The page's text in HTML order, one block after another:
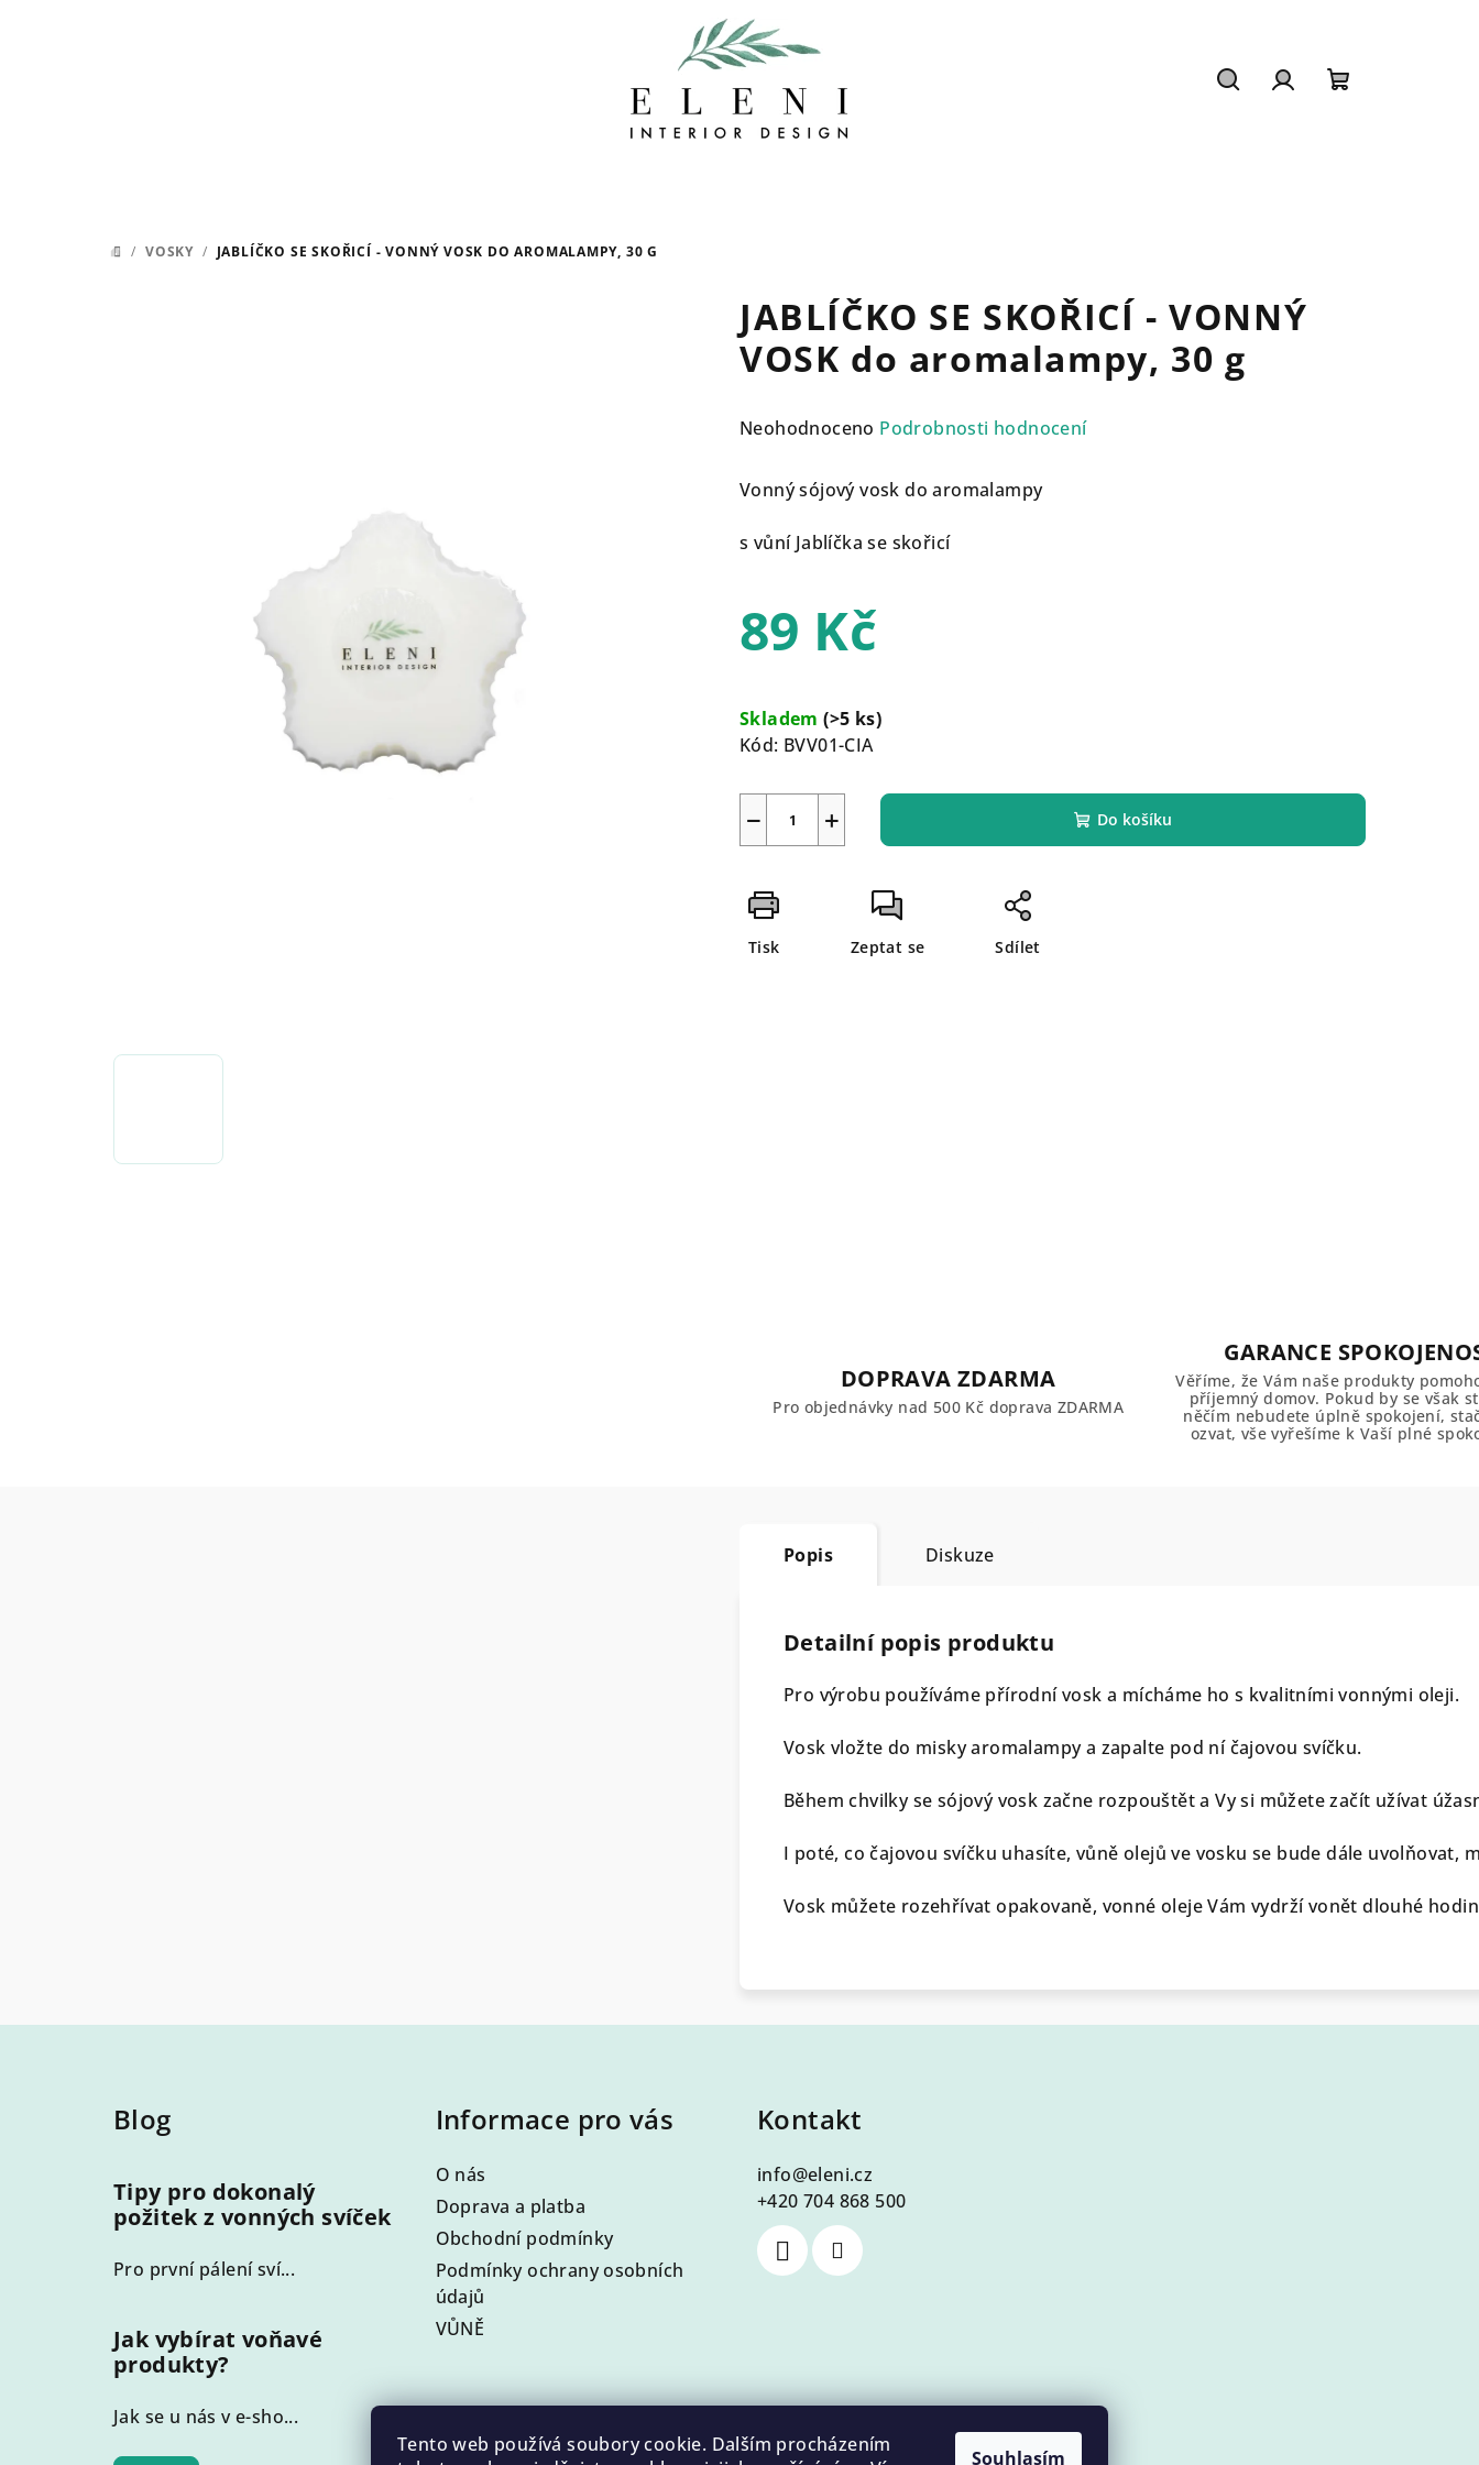
Tento web používá soubory cookie. Dalším procházením
Souhlasím
DOMŮ
/ VOSKY / JABLÍČKO SE SKOŘICÍ - VONNÝ VOSK DO AROMALAMPY, 30 G
JABLÍČKO SE SKOŘICÍ - VONNÝ
VOSK do aromalampy, 30 g
Průměrné
produktu
hvězdiček.
Neohodnoceno Podrobnosti hodnocení
Vonný sójový vosk do aromalampy
s vůní Jablíčka se skořicí
89 Kč
cena:
Skladem(>5 ks)
Kód: BVV01-CIA
+
− Do košíku
Tisk Zeptat se Sdílet
DOPRAVA ZDARMA
Pro objednávky nad 500 Kč doprava ZDARMA
GARANCE
Věříme, že Vám naše produkty
příjemný domov. Pokud by se však
něčím nebudete úplně spokojení,
ozvat, vše vyřešíme k Vaší plné
Popis Diskuze
Detailní popis produktu
Pro výrobu používáme přírodní vosk a mícháme ho s kvalitními vonnými oleji.
Vosk vložte do misky aromalampy a zapalte pod ní čajovou svíčku.
Během chvilky se sójový vosk začne rozpouštět a Vy si můžete začít užívat
I poté, co čajovou svíčku uhasíte, vůně olejů ve vosku se bude dále uvolňovat,
Vosk můžete rozehřívat opakovaně, vonné oleje Vám vydrží vonět dlouhé
Blog
Tipy pro dokonalý
požitek z vonných svíček
Pro první pálení sví...
Jak vybírat voňavé
produkty?
Jak se u nás v e-sho...
Informace pro vás
O nás
Doprava a platba
Obchodní podmínky
Podmínky ochrany osobních
údajů
VŮNĚ
Kontakt
info@eleni.cz
+420 704 868 500